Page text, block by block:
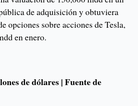
de adquisición y obtuviera
opciones sobre acciones de Tesla,
en enero.
de dólares | Fuente de